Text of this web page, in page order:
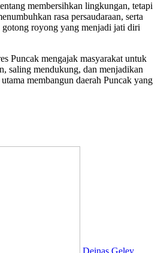
membersihkan lingkungan, tetapi
rasa persaudaraan, serta
royong yang menjadi jati diri
Puncak mengajak masyarakat untuk
saling mendukung, dan menjadikan
membangun daerah Puncak yang